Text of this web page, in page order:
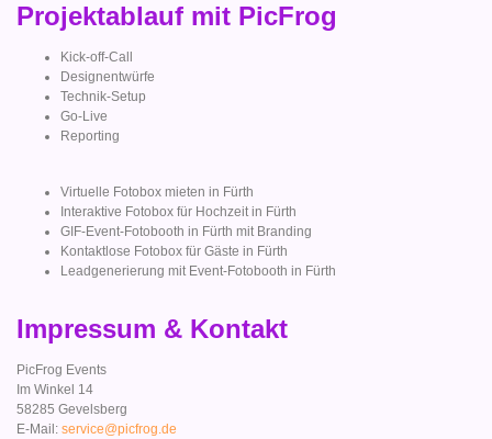
Projektablauf mit PicFrog
Kick-off-Call
Designentwürfe
Technik-Setup
Go-Live
Reporting
Virtuelle Fotobox mieten in Fürth
Interaktive Fotobox für Hochzeit in Fürth
GIF-Event-Fotobooth in Fürth mit Branding
Kontaktlose Fotobox für Gäste in Fürth
Leadgenerierung mit Event-Fotobooth in Fürth
Impressum & Kontakt
PicFrog Events
Im Winkel 14
58285 Gevelsberg
E-Mail: service@picfrog.de